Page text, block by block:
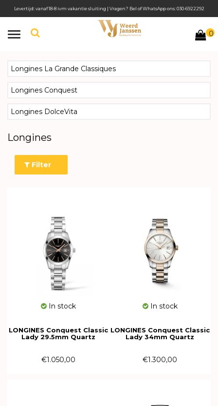
Toggle
0
Levertijd: vanaf 18-8 ivm vakantie sluiting | Vragen? Bel of WhatsApp ons: 030-6922292
Longines La Grande Classiques
Longines Conquest
Longines DolceVita
Longines
Filter
In stock
LONGINES Conquest Classic
Lady 29.5mm Quartz
€1.050,00
In stock
LONGINES Conquest Classic
Lady 34mm Quartz
€1.300,00